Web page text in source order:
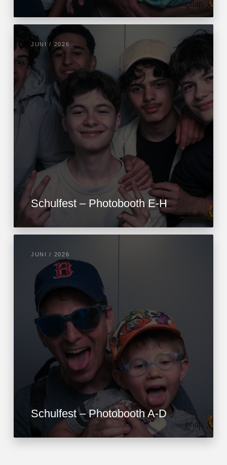
JUNI / 2026
Schulfest – Photobooth E-H
JUNI / 2026
Schulfest – Photobooth A-D